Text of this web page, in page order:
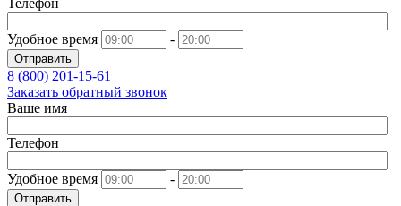
Телефон
Удобное время -
Отправить
8 (800) 201-15-61
Заказать обратный звонок
Ваше имя
Телефон
Удобное время -
Отправить